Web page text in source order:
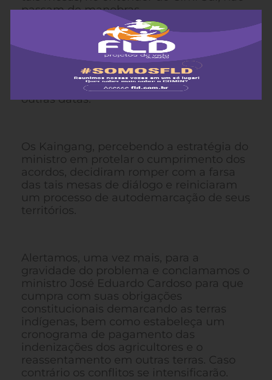
passam de manobras
protelatórias. Somente no mês de abril de
2014, o ministro da Justiça se
comprometeu, por quatro vezes, em
dialogar com os indígenas em Porto
Alegre. Não compareceu em nenhuma
das vezes, sempre postergando para
outras datas.
Os Kaingang, percebendo a estratégia do
ministro em protelar o cumprimento dos
acordos, decidiram romper com a farsa
das tais mesas de diálogo e reiniciaram
um processo de autodemarcação de seus
territórios.
Alertamos, uma vez mais, para a
gravidade do problema e conclamamos o
ministro José Eduardo Cardoso para que
cumpra com suas obrigações
constitucionais demarcando as terras
indígenas, bem como estabeleça um
cronograma de pagamento das
indenizações dos agricultores e o
reassentamento em outras terras. Caso
contrário os conflitos se intensificarão.